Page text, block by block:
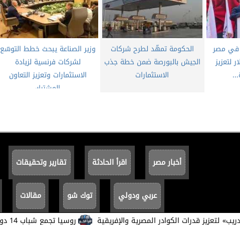
روسيا تجمع شباب 14 دولة.. ومصريون يروون تجربة أكاديمية استثنائية قدرات الكوادر المصرية والإفريقية
في مصر
لتعزيز
الحكومة تمهّد لطرح شركات
الجيش بالبورصة ضمن خطة جذب
الاستثمارات
وزير الصناعة يبحث خطط التوسّع
لشركات فرنسية لزيادة
الاستثمارات وتعزيز التعاون
المشترك
أخبار مصر اقرأ الحادثة تقارير وتحقيقات
عربي ودولي توك شو مقالات